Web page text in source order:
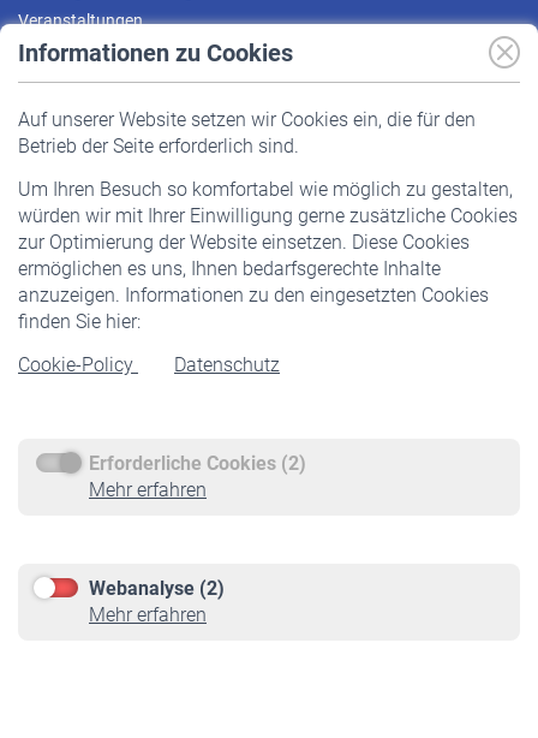
Informationen zu Cookies
Auf unserer Website setzen wir Cookies ein, die für den
Betrieb der Seite erforderlich sind.
Um Ihren Besuch so komfortabel wie möglich zu gestalten,
würden wir mit Ihrer Einwilligung gerne zusätzliche Cookies
zur Optimierung der Website einsetzen. Diese Cookies
ermöglichen es uns, Ihnen bedarfsgerechte Inhalte
anzuzeigen. Informationen zu den eingesetzten Cookies
finden Sie hier:
Cookie-Policy
Datenschutz
Erforderliche Cookies (2)
Mehr erfahren
Webanalyse (2)
Mehr erfahren
Veranstaltungen
Pflichtversicherung
Staatliche Förderung
Veranstaltungen
Rentner
Rentenbeginn
Rente beantragen
Service
Informationen
Online-Rechner
VBLnewsletter